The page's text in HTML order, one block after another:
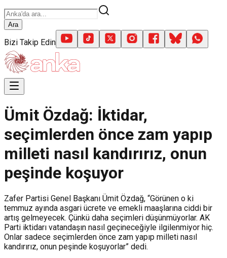
Ara
Bizi Takip Edin
Ümit Özdağ: İktidar,
seçimlerden önce zam yapıp
milleti nasıl kandırırız, onun
peşinde koşuyor
Zafer Partisi Genel Başkanı Ümit Özdağ, “Görünen o ki
temmuz ayında asgari ücrete ve emekli maaşlarına ciddi bir
artış gelmeyecek. Çünkü daha seçimleri düşünmüyorlar. AK
Parti iktidarı vatandaşın nasıl geçineceğiyle ilgilenmiyor hiç.
Onlar sadece seçimlerden önce zam yapıp milleti nasıl
kandırırız, onun peşinde koşuyorlar” dedi.